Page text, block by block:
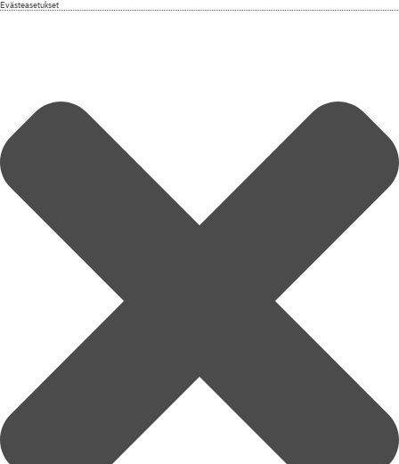
Evästeasetukset